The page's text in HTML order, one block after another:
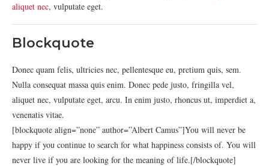
aliquet nec, vulputate eget.
Blockquote
Donec quam felis, ultricies nec, pellentesque eu, pretium quis, sem.
Nulla consequat massa quis enim. Donec pede justo, fringilla vel,
aliquet nec, vulputate eget, arcu. In enim justo, rhoncus ut, imperdiet a,
venenatis vitae.
[blockquote align=”none” author=”Albert Camus”]You will never be
happy if you continue to search for what happiness consists of. You will
never live if you are looking for the meaning of life.[/blockquote]